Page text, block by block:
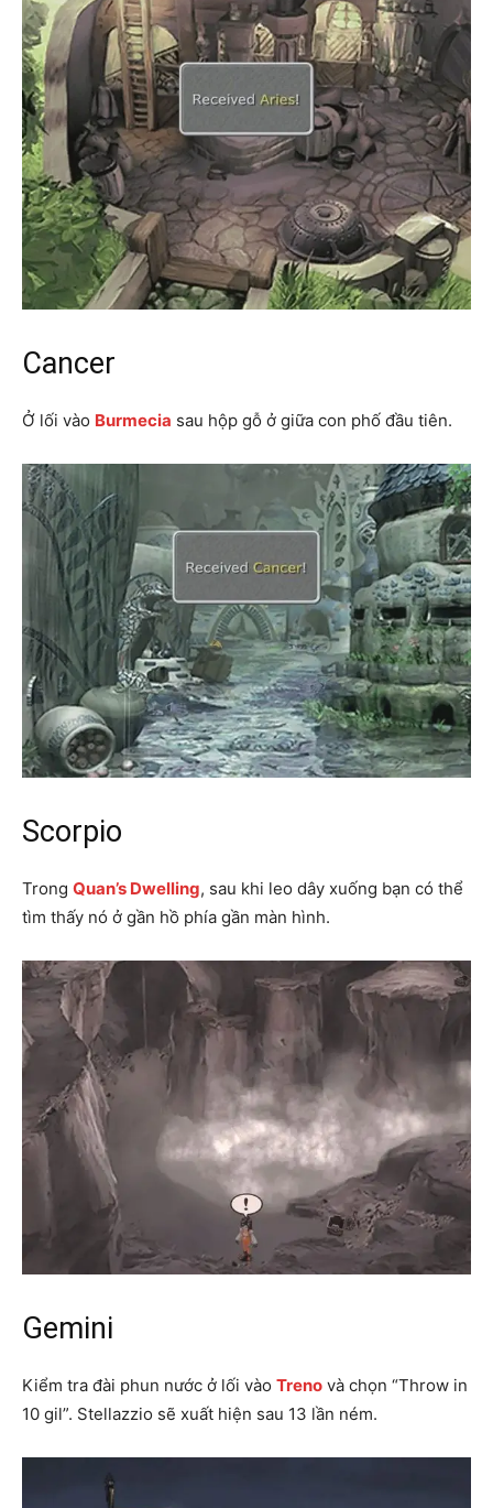
Cancer
Ở lối vào Burmecia sau hộp gỗ ở giữa con phố đầu tiên.
Scorpio
Trong Quan’s Dwelling, sau khi leo dây xuống bạn có thể
tìm thấy nó ở gần hồ phía gần màn hình.
Gemini
Kiểm tra đài phun nước ở lối vào Treno và chọn “Throw in
10 gil”. Stellazzio sẽ xuất hiện sau 13 lần ném.